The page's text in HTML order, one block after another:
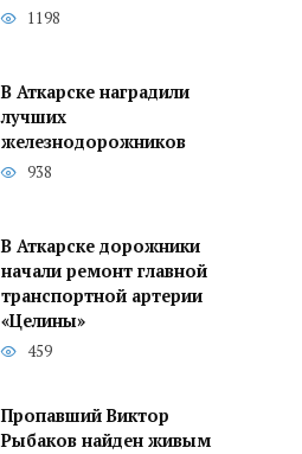
1198
В Аткарске наградили
лучших
железнодорожников
938
В Аткарске дорожники
начали ремонт главной
транспортной артерии
«Целины»
459
Пропавший Виктор
Рыбаков найден живым